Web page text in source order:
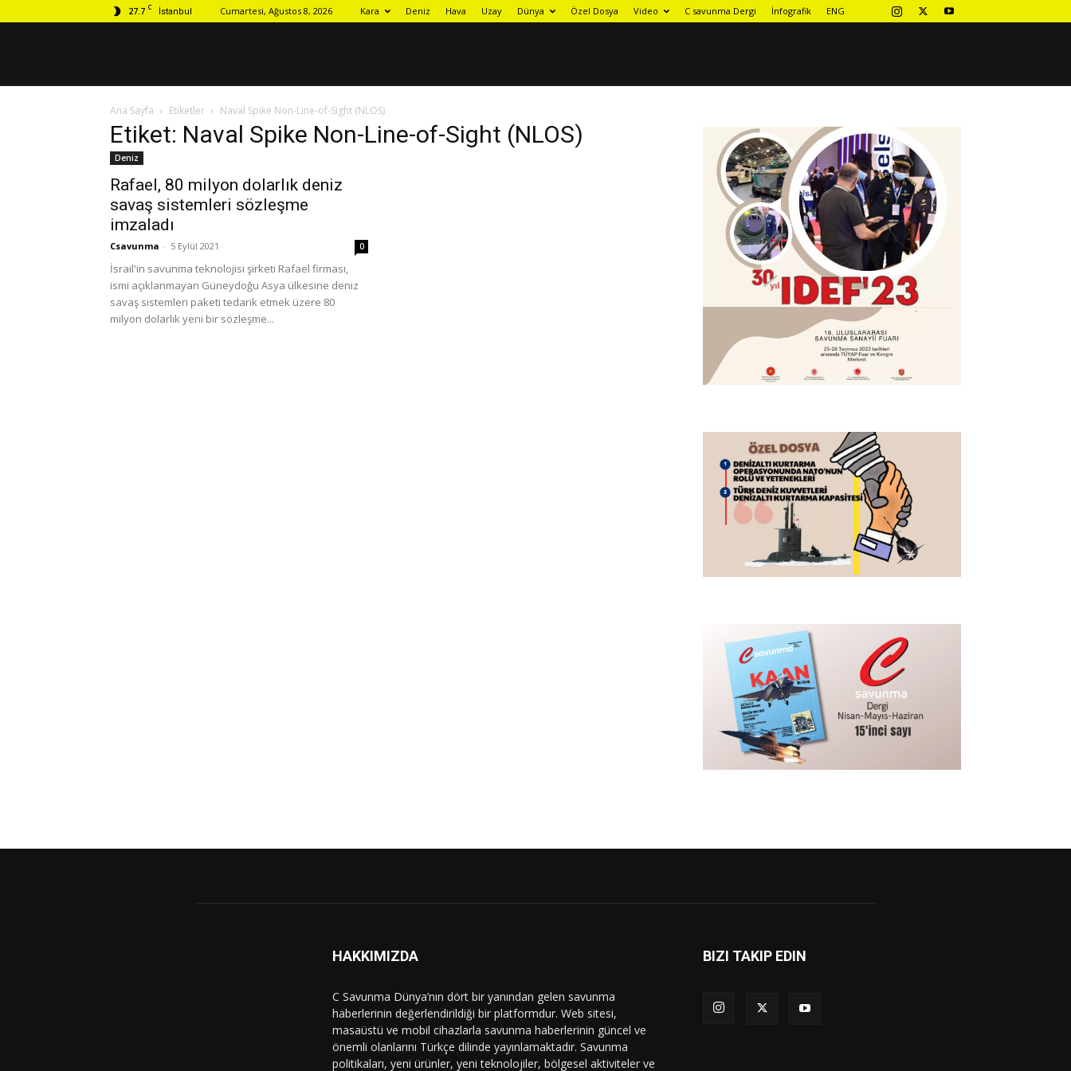
27.7 C İstanbul Cumartesi, Ağustos 8, 2026 Kara Deniz Hava Uzay Dünya Özel Dosya Video C savunma Dergi İnfografik ENG
Ana Sayfa Etiketler Naval Spike Non-Line-of-Sight (NLOS)
Etiket: Naval Spike Non-Line-of-Sight (NLOS)
Deniz
Rafael, 80 milyon dolarlık deniz
savaş sistemleri sözleşme
imzaladı
Csavunma - 5 Eylül 2021 0
İsrail'in savunma teknolojisi şirketi Rafael firması,
ismi açıklanmayan Güneydoğu Asya ülkesine deniz
savaş sistemleri paketi tedarik etmek üzere 80
milyon dolarlık yeni bir sözleşme...
HAKKIMIZDA
C Savunma Dünya’nın dört bir yanından gelen savunma
haberlerinin değerlendirildiği bir platformdur. Web sitesi,
masaüstü ve mobil cihazlarla savunma haberlerinin güncel ve
önemli olanlarını Türkçe dilinde yayınlamaktadır. Savunma
politikaları, yeni ürünler, yeni teknolojiler, bölgesel aktiviteler ve
BIZI TAKIP EDIN